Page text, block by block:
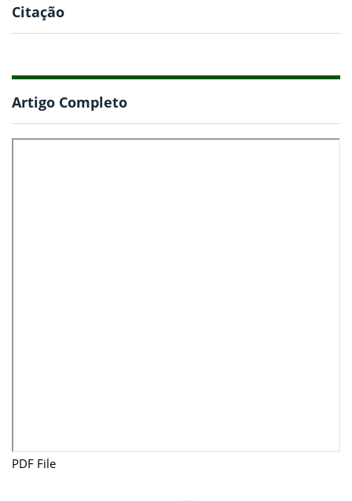
Citação
Artigo Completo
PDF File